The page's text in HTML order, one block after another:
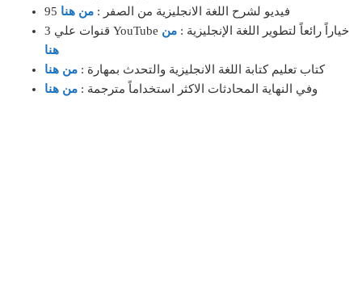
95 فيديو لشرح اللغة الانجليزية من الصفر : من هنا
3 قنوات علي YouTube خياراً رائعاً لتطوير اللغة الإنجليزية : من
هنا
كتاب تعليم كتابة اللغة الانجليزية والتحدث بمهارة : من هنا
وفي النهاية المحادثات الاكثر استخداماً مترجمة : من هنا